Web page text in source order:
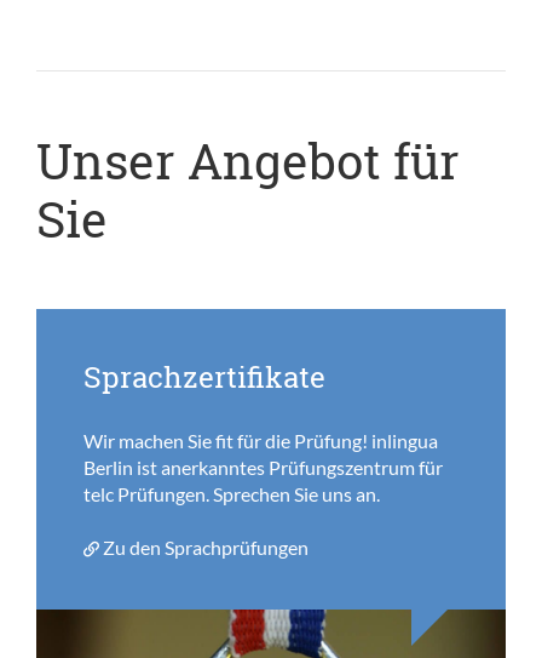
Unser Angebot für
Sie
Sprachzertifikate
Wir machen Sie fit für die Prüfung! inlingua
Berlin ist anerkanntes Prüfungszentrum für
telc Prüfungen. Sprechen Sie uns an.
Zu den Sprachprüfungen